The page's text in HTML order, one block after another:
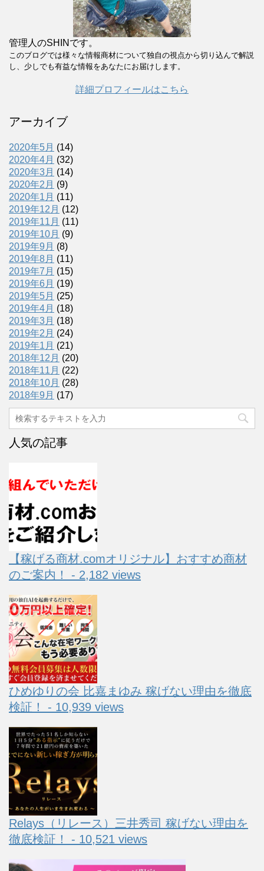
管理人のSHINです。
このブログでは様々な情報商材について独自の視点から切り込んで解説
し、少しでも有益な情報をあなたにお届けします。
詳細プロフィールはこちら
アーカイブ
2020年5月 (14)
2020年4月 (32)
2020年3月 (14)
2020年2月 (9)
2020年1月 (11)
2019年12月 (12)
2019年11月 (11)
2019年10月 (9)
2019年9月 (8)
2019年8月 (11)
2019年7月 (15)
2019年6月 (19)
2019年5月 (25)
2019年4月 (18)
2019年3月 (18)
2019年2月 (24)
2019年1月 (21)
2018年12月 (20)
2018年11月 (22)
2018年10月 (28)
2018年9月 (17)
人気の記事
【稼げる商材.comオリジナル】おすすめ商材
のご案内！ - 2,182 views
ひめゆりの会 比嘉まゆみ 稼げない理由を徹底
検証！ - 10,939 views
Relays（リレース）三井秀司 稼げない理由を
徹底検証！ - 10,521 views